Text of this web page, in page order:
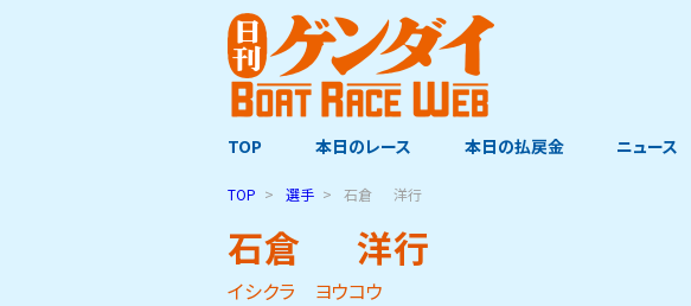
TOP 本日のレース 本日の払戻金 ニュース
TOP 選手 石倉 洋行
石倉 洋行
イシクラ ヨウコウ